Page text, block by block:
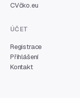
CVčko.eu
ÚČET
Registrace
Přihlášení
Kontakt